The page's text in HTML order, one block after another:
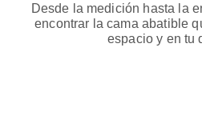
Desde la medición hasta la
encontrar la cama abatible
espacio y en tu